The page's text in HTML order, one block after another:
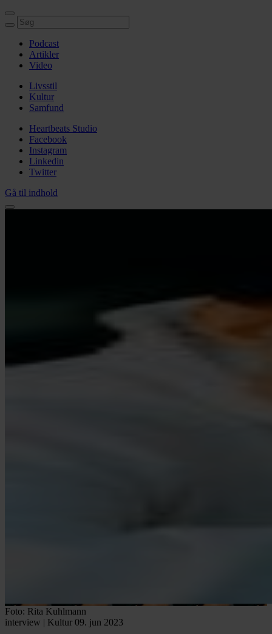
Podcast
Artikler
Video
Livsstil
Kultur
Samfund
Heartbeats Studio
Facebook
Instagram
Linkedin
Twitter
Gå til indhold
Foto: Rita Kuhlmann
interview | Kultur 09. jun 2023